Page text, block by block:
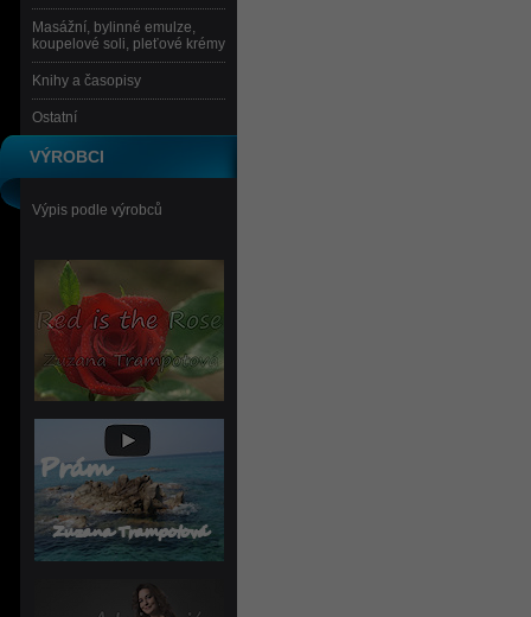
Masážní, bylinné emulze,
koupelové soli, pleťové krémy
Knihy a časopisy
Ostatní
VÝROBCI
Výpis podle výrobců